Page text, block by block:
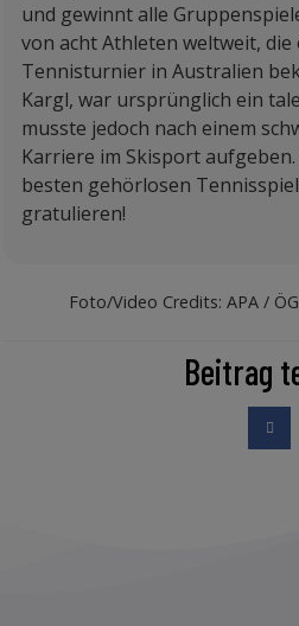
und gewinnt alle
von acht Athleten weltweit, die
Tennisturnier in Australien
Kargl, war ursprünglich ein
musste jedoch nach einem
Karriere im Skisport
besten gehörlosen
gratulieren!
Foto/Video Credits: APA /
Beitrag